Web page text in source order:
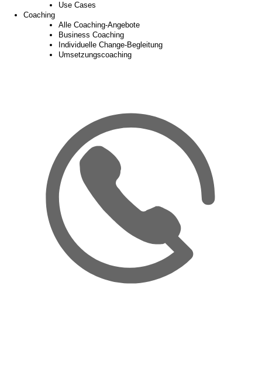
Use Cases
Coaching
Alle Coaching-Angebote
Business Coaching
Individuelle Change-Begleitung
Umsetzungscoaching